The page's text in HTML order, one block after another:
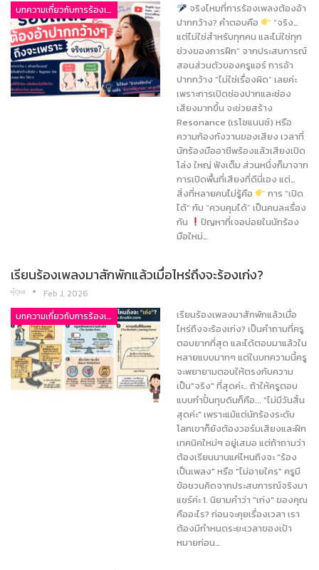
บทความเกี่ยวกับการร้องเพลง
จริงไหมที่การร้องเพลงต้องอ้า
ปากกว้าง? คำตอบคือ
“จริง…
แต่ไม่ใช่สำหรับทุกคน และไม่ใช่ทุก
ช่วงของการฝึก” จากประสบการณ์
สอนส่วนตัวของครูแอร์ การอ้า
ปากกว้าง “ไม่ใช่เรื่องผิด” เลยค่ะ
เพราะการเปิดช่องปากและช่อง
เสียงมากขึ้น จะช่วยสร้าง
Resonance (เรโซแนนซ์) หรือ
ความก้องกังวานของเสียง เวลาที่
นักร้องมืออาชีพร้องแล้วเสียงเปิด
โล่ง ใหญ่ ฟังเต็ม ส่วนหนึ่งก็มาจาก
การเปิดพื้นที่เสียงที่ดีนี่เอง แต่…
สิ่งที่หลายคนไม่รู้คือ
การ “เปิด
ได้” กับ “ควบคุมได้” เป็นคนละเรื่อง
กัน
ปัญหาที่เจอบ่อยในนักร้อง
มือใหม่…
เรียนร้องเพลงมาสักพักแล้วเมื่อไหร่ถึงจะร้องเก่ง?
ผู้ดูแล
Feb J, 2026
บทความเกี่ยวกับการร้องเพลง
เรียนร้องเพลงมาสักพักแล้วเมื่อ
ไหร่ถึงจะร้องเก่ง? เป็นคำถามที่ครู
ตอบยากที่สุด และได้ตอบมาแล้วใน
หลายแบบมากๆ แต่ในบทความนี้ครู
จะพยายามตอบให้ตรงกับความ
เป็น"จริง" ที่สุดค่ะ.. ถ้าให้ครูตอบ
แบบกำปั้นทุบดินก็คือ... "ไม่มีวันสิ้น
สุดค่ะ" เพราะแม้แต่นักร้องระดับ
โลกเขาก็ยังต้องวอร์มเสียงและฝึก
เทคนิคใหม่ๆ อยู่เสมอ แต่ถ้าถามว่า
ต้องเรียนนานแค่ไหนถึงจะ "ร้อง
เป็นเพลง" หรือ "ไม่อายใคร" ครูมี
ข้อชวนคิดจากประสบการณ์จริงมา
แชร์ค่ะ 1. นิยามคำว่า "เก่ง" ของคุณ
คืออะไร? ก่อนจะคุยเรื่องเวลา เรา
ต้องมีกำหนดระยะเวลาของเป้า
หมายก่อน…